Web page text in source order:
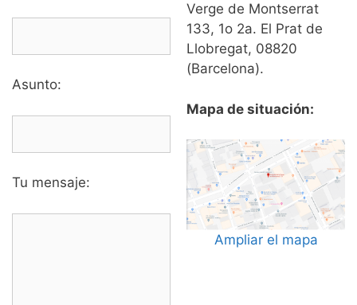
Asunto:
Tu mensaje:
Verge de Montserrat
133, 1o 2a. El Prat de
Llobregat, 08820
(Barcelona).
Mapa de situación:
Ampliar el mapa